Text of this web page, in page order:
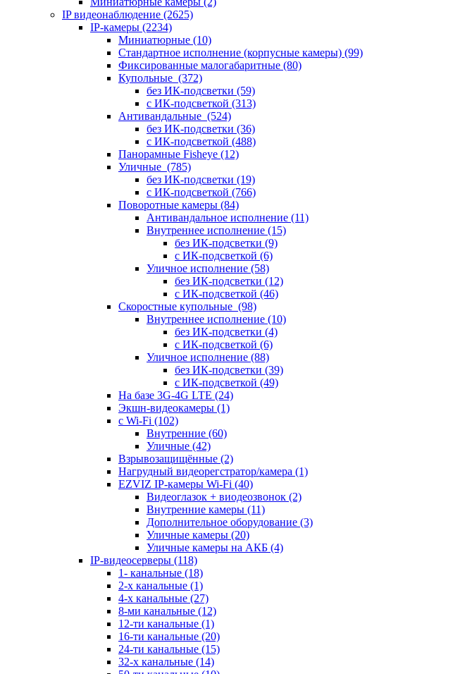
IP видеонаблюдение (2625)
IP-камеры (2234)
Миниатюрные (10)
Стандартное исполнение (корпусные камеры) (99)
Фиксированные малогабаритные (80)
Купольные (372)
без ИК-подсветки (59)
с ИК-подсветкой (313)
Антивандальные (524)
без ИК-подсветки (36)
с ИК-подсветкой (488)
Панорамные Fisheye (12)
Уличные (785)
без ИК-подсветки (19)
с ИК-подсветкой (766)
Поворотные камеры (84)
Антивандальное исполнение (11)
Внутреннее исполнение (15)
без ИК-подсветки (9)
с ИК-подсветкой (6)
Уличное исполнение (58)
без ИК-подсветки (12)
с ИК-подсветкой (46)
Скоростные купольные (98)
Внутреннее исполнение (10)
без ИК-подсветки (4)
с ИК-подсветкой (6)
Уличное исполнение (88)
без ИК-подсветки (39)
с ИК-подсветкой (49)
На базе 3G-4G LTE (24)
Экшн-видеокамеры (1)
с Wi-Fi (102)
Внутренние (60)
Уличные (42)
Взрывозащищённые (2)
Нагрудный видеорегстратор/камера (1)
EZVIZ IP-камеры Wi-Fi (40)
Видеоглазок + виодеозвонок (2)
Внутренние камеры (11)
Дополнительное оборудование (3)
Уличные камеры (20)
Уличные камеры на АКБ (4)
IP-видеосерверы (118)
1- канальные (18)
2-х канальные (1)
4-х канальные (27)
8-ми канальные (12)
12-ти канальные (1)
16-ти канальные (20)
24-ти канальные (15)
32-х канальные (14)